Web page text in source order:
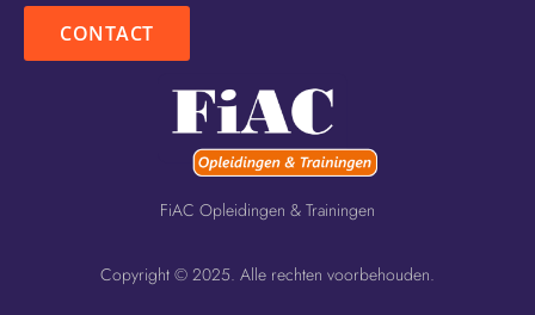
CONTACT
FiAC Opleidingen & Trainingen
Copyright © 2025. Alle rechten voorbehouden.